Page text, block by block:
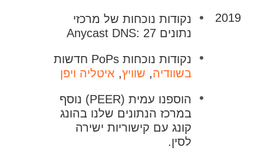
2019
נקודות נוכחות של מרכזי
נתונים Anycast DNS: 27
נקודות נוכחות PoPs חדשות
בשוודיה, שוויץ, איטליה ויפן
הוספנו עמית (PEER) נוסף
במרכז הנתונים שלנו בהונג
קונג עם קישוריות ישירה
לסין.